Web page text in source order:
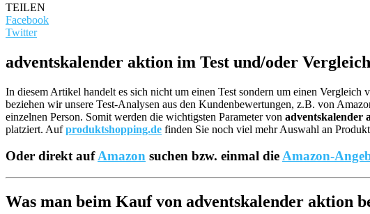
TEILEN
Facebook
Twitter
adventskalender aktion im Test und/oder Vergleich
In diesem Artikel handelt es sich nicht um einen Test sondern um einen Vergleich
beziehen wir unsere Test-Analysen aus den Kundenbewertungen, z.B. von
einzelnen Person. Somit werden die wichtigsten Parameter von adventskalender
platziert. Aufproduktshopping.de finden Sie noch viel mehr Auswahl an
Oder direkt aufAmazon suchen bzw. einmal dieAmazon-
Was man beim Kauf von adventskalender aktion